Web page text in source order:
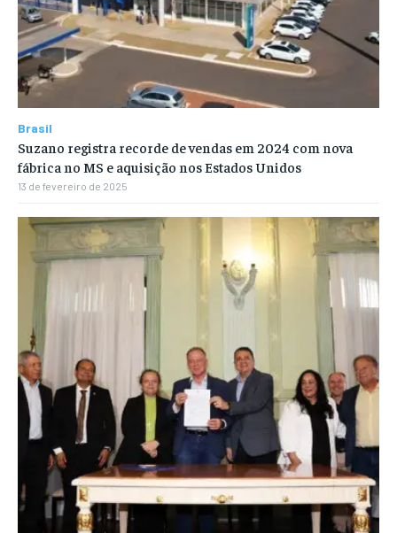
Brasil
Suzano registra recorde de vendas em 2024 com nova
fábrica no MS e aquisição nos Estados Unidos
13 de fevereiro de 2025